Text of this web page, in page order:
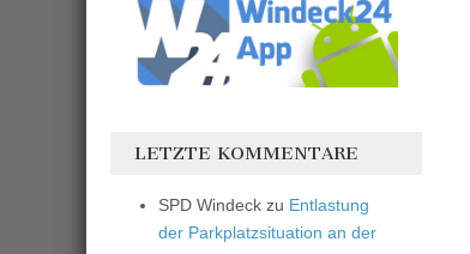
LETZTE KOMMENTARE
SPD Windeck zu Entlastung
der Parkplatzsituation an der